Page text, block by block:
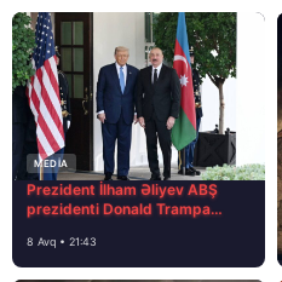
MEDİA
Prezident İlham Əliyev ABŞ
prezidenti Donald Trampa
8 Avq • 21:43